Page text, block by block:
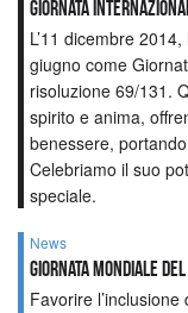
Giornata
L’11 dicembre
giugno come
risoluzione 69/131.
spirito e anima,
benessere,
Celebriamo il suo
speciale.
News
Giornata Mondiale
Favorire